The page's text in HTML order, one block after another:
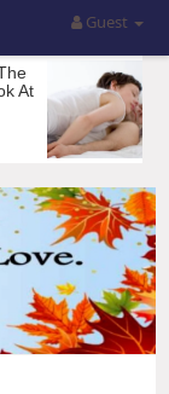
Guest